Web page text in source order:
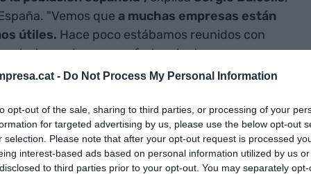
- Do Not Process My Personal Information
opt-out of the sale, sharing to third parties, or processing of your
for targeted advertising by us, please use the below opt-out
selection. Please note that after your opt-out request is processed
interest-based ads based on personal information utilized by us
to third parties prior to your opt-out. You may separately
"Vemos que a muchas empresas están
útiles. Hace poco estábamos reunidos con
pusimos una oferta mientras
encontraron", ejemplifica.
por la emisión de un spot publicitario a
joven encuentra trabajo rápidamente como
por arte de magia y con mucha facilidad, que es
puesto que Balcells asegura queel